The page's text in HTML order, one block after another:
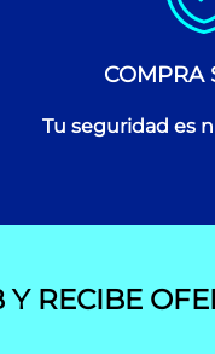
COMPRA
Tu seguridad es
Y RECIBE